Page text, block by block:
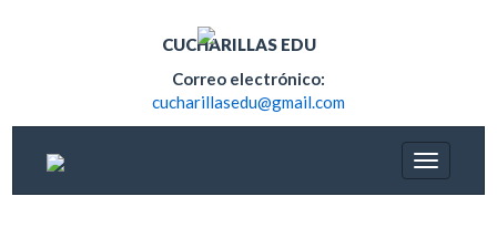
CUCHARILLAS EDU
Correo electrónico:
cucharillasedu@gmail.com